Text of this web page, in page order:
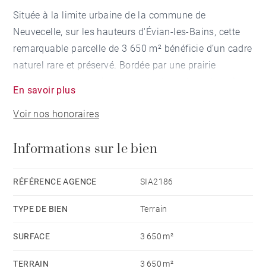
Située à la limite urbaine de la commune de
Neuvecelle, sur les hauteurs d'Évian-les-Bains, cette
remarquable parcelle de 3 650 m² bénéficie d’un cadre
naturel rare et préservé. Bordée par une prairie
à forte valeur patrimoniale, elle profite d’un
environnement verdoyant et protégé sur l’ensemble de
sur le Léman, de Lausanne jusqu’à la Riviera Suisse,
dont les Mémises et la Dent d'Oche.
deux lots constructibles permettant une emprise au
En savoir plus
Voir nos honoraires
Informations sur le bien
RÉFÉRENCE AGENCE SIA2186
TYPE DE BIEN Terrain
SURFACE 3 650 m²
TERRAIN 3 650 m²